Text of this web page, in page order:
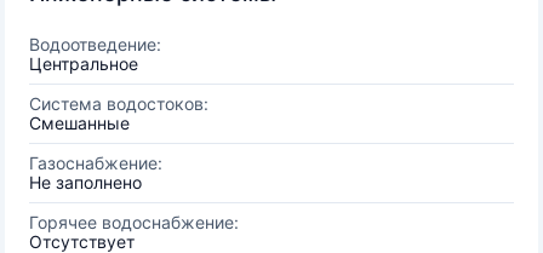
Водоотведение:
Центральное
Система водостоков:
Смешанные
Газоснабжение:
Не заполнено
Горячее водоснабжение:
Отсутствует